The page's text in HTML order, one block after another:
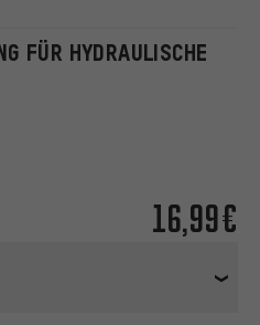
FÜR HYDRAULISCHE
16,99€